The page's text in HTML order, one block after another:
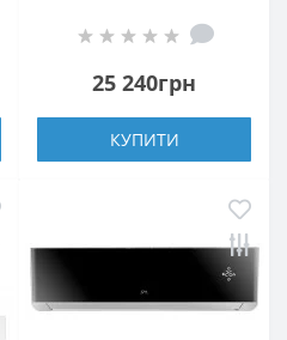
25 240грн
КУПИТИ